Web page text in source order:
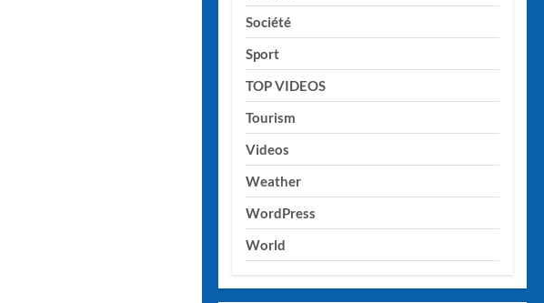
Société
Sport
TOP VIDEOS
Tourism
Videos
Weather
WordPress
World